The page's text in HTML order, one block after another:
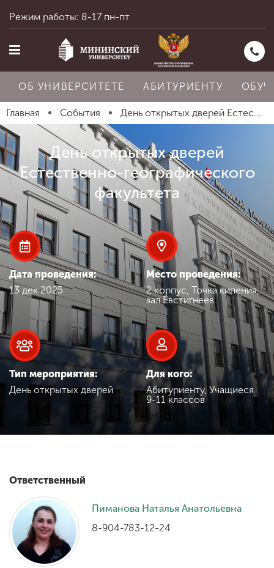
Главная
Об университете
Абитуриенту
Обучение
Наука
Международная
деятельность
Другие виды
деятельности
Сведения об
образовательной
организации
Режим работы: 8-17 пн-пт
ОБ УНИВЕРСИТЕТЕ АБИТУРИЕНТУ
Главная События День открытых дверей Естес...
День открытых дверей
Естественно-географического
факультета
Дата проведения:
13 дек 2025
Место проведения:
2 корпус, Точка кипения,
зал Евстигнеев
Тип мероприятия:
День открытых дверей
Для кого:
Абитуриенту, Учащиеся
9-11 классов
Ответственный
Пиманова Наталья Анатольевна
8-904-783-12-24